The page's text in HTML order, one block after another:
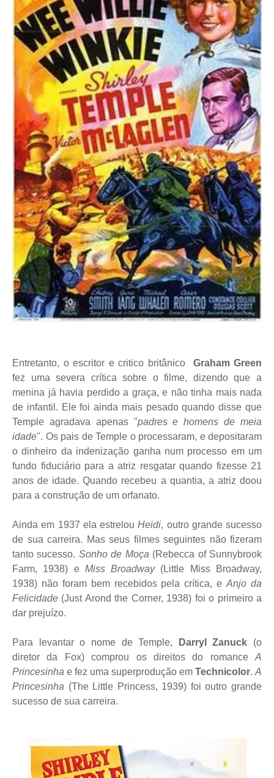
Entretanto, o escritor e critico britânico Graham Green
fez uma severa crítica sobre o filme, dizendo que a
menina já havia perdido a graça, e não tinha mais nada
de infantil. Ele foi ainda mais pesado quando disse que
Temple agradava apenas "padres e homens de meia
idade". Os pais de Temple o processaram, e depositaram
o dinheiro da indenização ganha num processo em um
fundo fiduciário para a atriz resgatar quando fizesse 21
anos de idade. Quando recebeu a quantia, a atriz doou
para a construção de um orfanato.
Ainda em 1937 ela estrelouHeidi, outro grande sucesso
de sua carreira. Mas seus filmes seguintes não fizeram
tanto sucesso. Sonho de Moça(Rebecca of Sunnybrook
Farm, 1938) e Miss Broadway (Little Miss Broadway,
1938) não foram bem recebidos pela crítica, eAnjo da
Felicidade (Just Arond the Corner, 1938) foi o primeiro a
dar prejuízo.
Para levantar o nome de Temple, Darryl Zanuck (o
diretor da Fox) comprou os direitos do romanceA
Princesinha e fez uma superprodução em Technicolor.A
Princesinha (The Little Princess, 1939) foi outro grande
sucesso de sua carreira.